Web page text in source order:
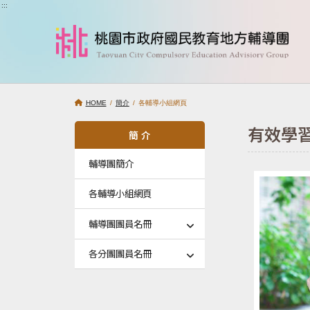
跳到主要內容
:::
HOME / 簡介/ 各輔導小組網頁
簡 介
輔導團簡介
各輔導小組網頁
輔導團團員名冊
各分團團員名冊
有效學